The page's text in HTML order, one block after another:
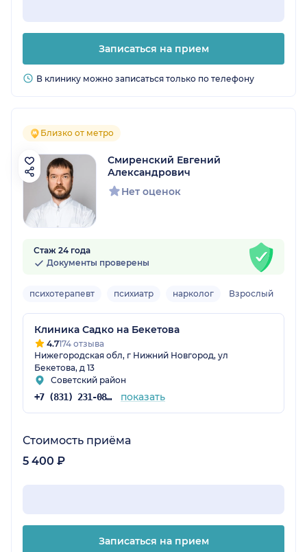
Записаться на прием
В клинику можно записаться только по телефону
Близко от метро
Смиренский Евгений
Александрович
Нет оценок
Стаж 24 года
Документы проверены
психотерапевт психиатр нарколог Взрослый
Клиника Садко на Бекетова
4.7174 отзыва
Нижегородская обл, г Нижний Новгород, ул
Бекетова, д 13
Советский район
+7 (831) 231-08-16 показать
Стоимость приёма
5 400 ₽
Записаться на прием